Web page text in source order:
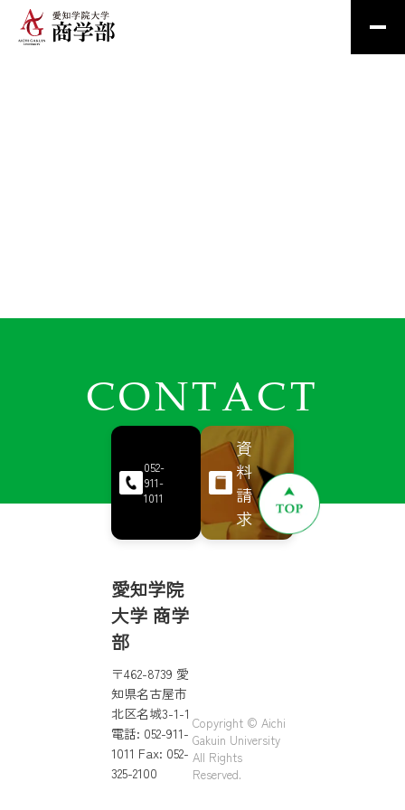
CONTACT
052-
911-
1011
資
料
請
求
愛知学院
大学 商学
部
〒462-8739 愛
知県名古屋市
北区名城3-1-1
電話: 052-911-
1011 Fax: 052-
325-2100
Copyright © Aichi
Gakuin University
All Rights
Reserved.